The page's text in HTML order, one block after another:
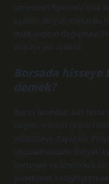
senedinin fiyatında kısa
açabilir. Büyük miktarda
mülkiyetinin değişmesi
düşüşe yol açabilir.
Borsada
demek?
Borsa İstanbul, adil
ve yatırımcıları çeşitli
volatiliteye dayalı bir
uygulamaktadır. İhtiyati
korumak ve özellikle
yönetimini